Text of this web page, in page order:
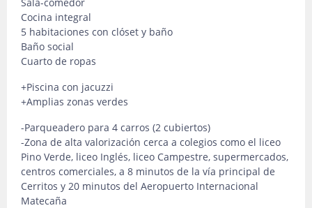
Cocina integral
5 habitaciones con clóset y baño
Baño social
Cuarto de ropas
+Piscina con jacuzzi
+Amplias zonas verdes
-Parqueadero para 4 carros (2 cubiertos)
-Zona de alta valorización cerca a colegios como el liceo
Pino Verde, liceo Inglés, liceo Campestre, supermercados,
centros comerciales, a 8 minutos de la vía principal de
Cerritos y 20 minutos del Aeropuerto Internacional
Matecaña